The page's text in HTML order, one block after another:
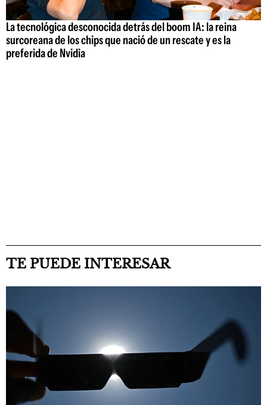
La tecnológica desconocida detrás del boom IA: la reina
surcoreana de los chips que nació de un rescate y es la
preferida de Nvidia
TE PUEDE INTERESAR